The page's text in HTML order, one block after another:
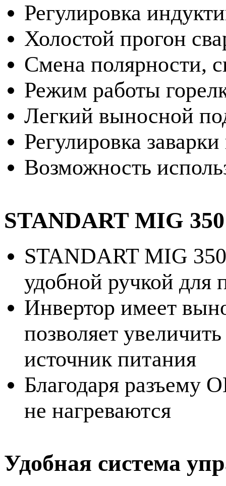
Регулировка
Холостой прогон
Смена полярности,
Режим работы
Легкий выносной
Регулировка заварки
Возможность
STANDART MIG
STANDART MIG
удобной ручкой для
Инвертор имеет
позволяет
источник питания
Благодаря разъему
не нагреваются
Удобная система